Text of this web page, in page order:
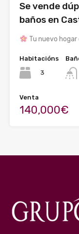
Se vende
baños en
Tu nuevo
Habitacións
3
Venta
140,000€